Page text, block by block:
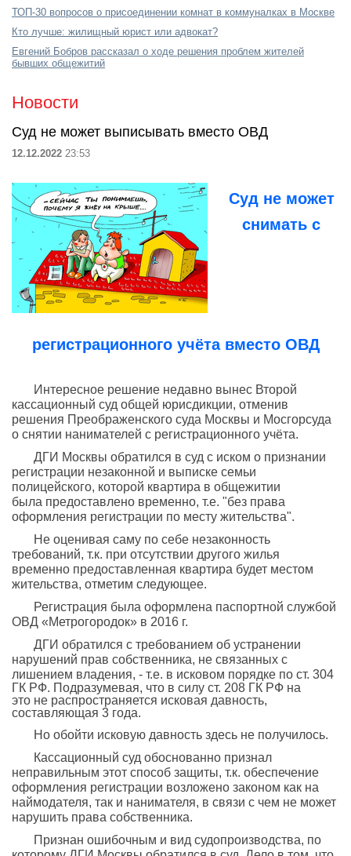
ТОП-30 вопросов о присоединении комнат в коммуналках в Москве
Кто лучше: жилищный юрист или адвокат?
Евгений Бобров рассказал о ходе решения проблем жителей
бывших общежитий
Новости
Суд не может выписывать вместо ОВД
12.12.2022 23:53
Суд не может
снимать с
регистрационного учёта вместо ОВД
Интересное решение недавно вынес Второй
кассационный суд общей юрисдикции, отменив
решения Преображенского суда Москвы и Мосгорсуда
о снятии нанимателей с регистрационного учёта.
ДГИ Москвы обратился в суд с иском о признании
регистрации незаконной и выписке семьи
полицейского, которой квартира в общежитии
была предоставлено временно, т.е. "без права
оформления регистрации по месту жительства".
Не оценивая саму по себе незаконность
требований, т.к. при отсутствии другого жилья
временно предоставленная квартира будет местом
жительства, отметим следующее.
Регистрация была оформлена паспортной службой
ОВД «Метрогородок» в 2016 г.
ДГИ обратился с требованием об устранении
нарушений прав собственника, не связанных с
лишением владения, - т.е. в исковом порядке по ст. 304
ГК РФ. Подразумевая, что в силу ст. 208 ГК РФ на
это не распространяется исковая давность,
составляющая 3 года.
Но обойти исковую давность здесь не получилось.
Кассационный суд обоснованно признал
неправильным этот способ защиты, т.к. обеспечение
оформления регистрации возложено законом как на
наймодателя, так и нанимателя, в связи с чем не может
нарушить права собственника.
Признан ошибочным и вид судопроизводства, по